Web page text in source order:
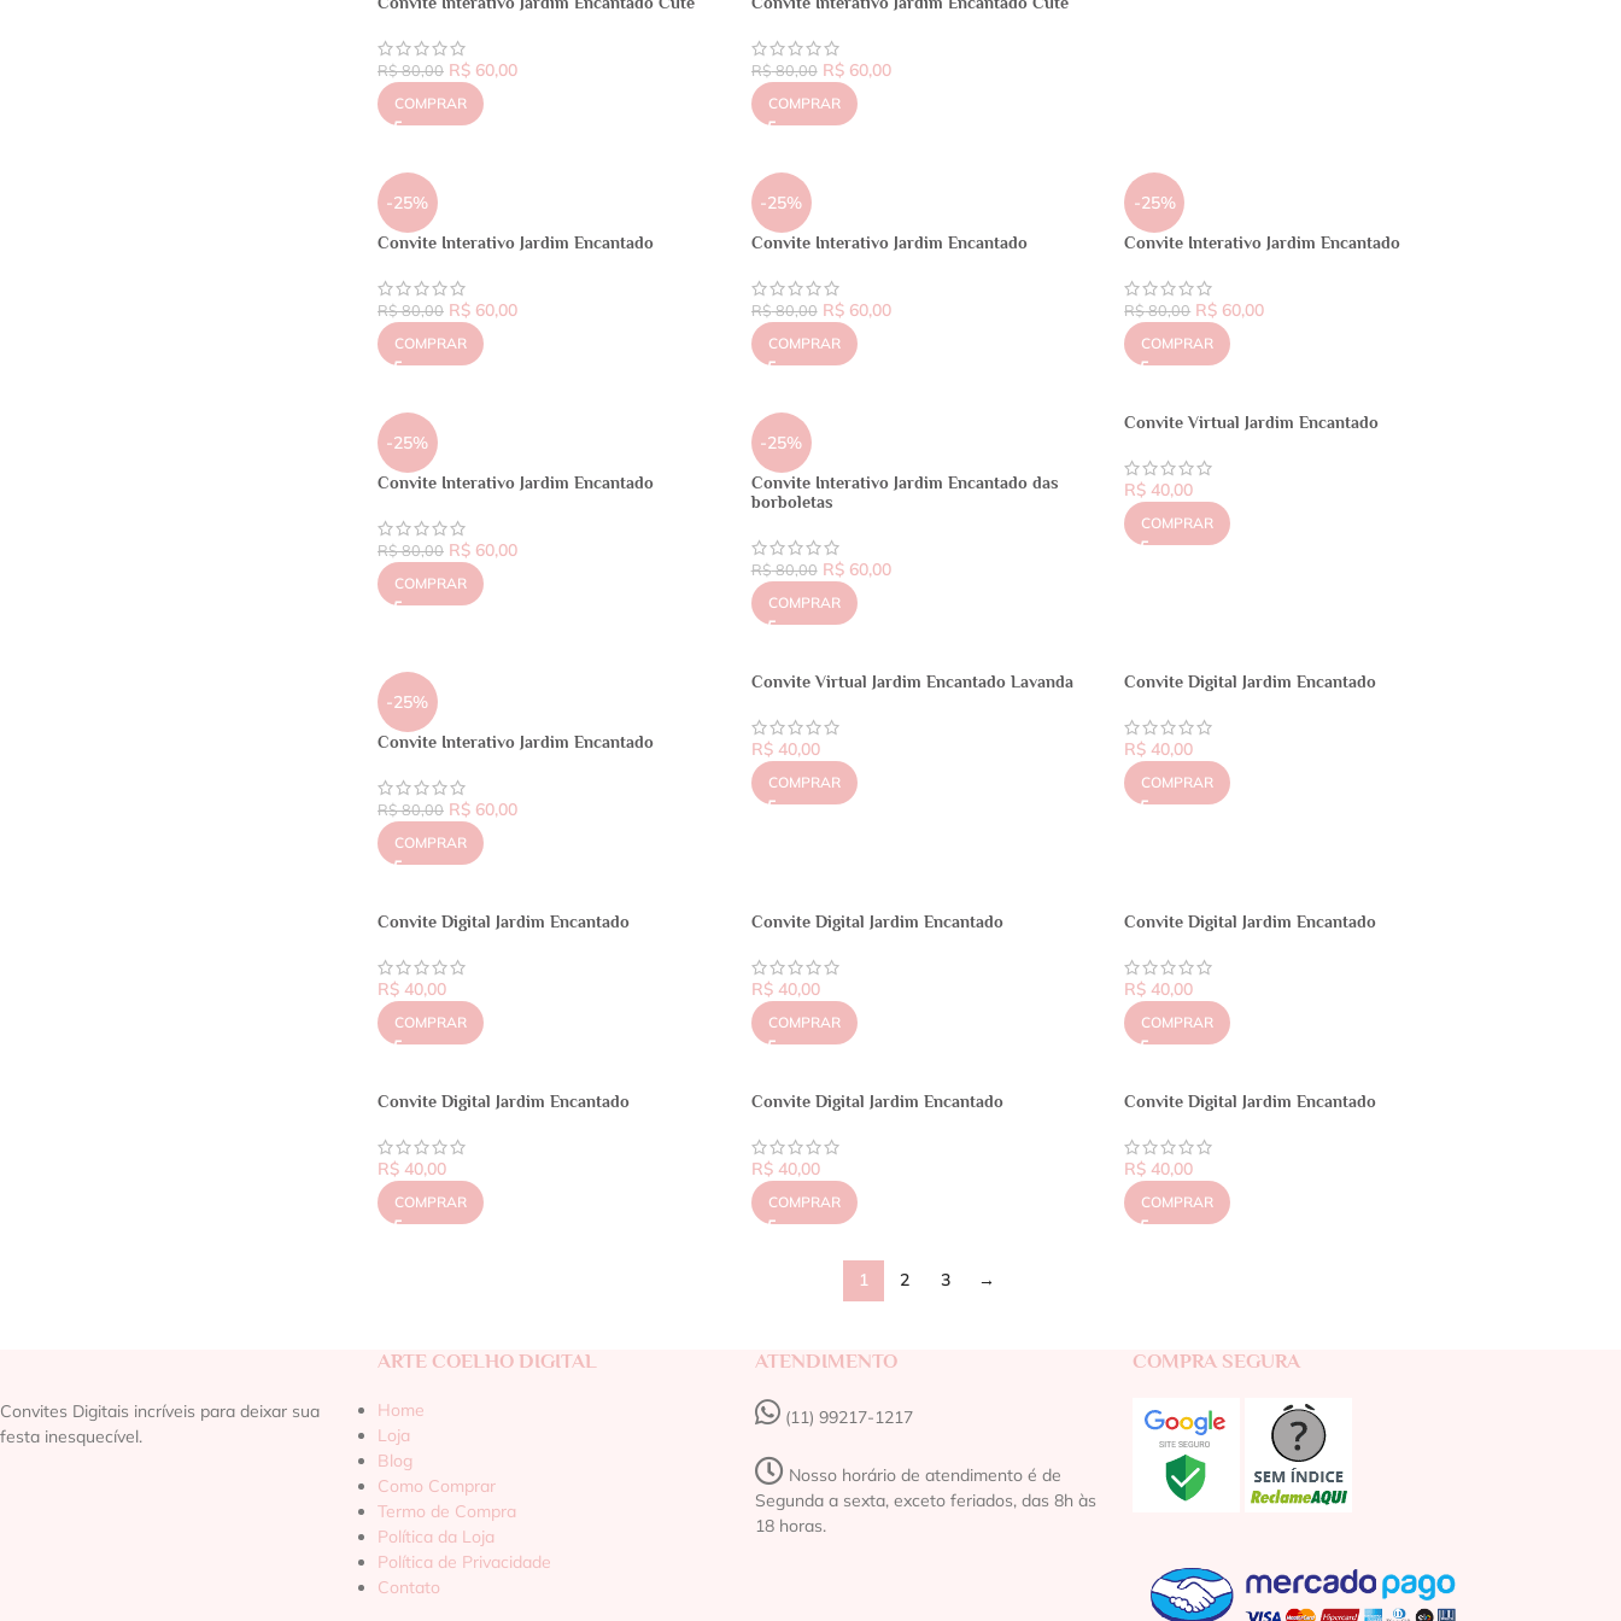
R$80,00 R$60,00
COMPRAR
R$80,00 R$60,00
COMPRAR
-25%
Convite Interativo Jardim Encantado
R$80,00 R$60,00
COMPRAR
-25%
Convite Interativo Jardim Encantado
R$80,00 R$60,00
COMPRAR
-25%
Convite Interativo Jardim Encantado
R$80,00 R$ 60,00
COMPRAR
-25%
Convite Interativo Jardim Encantado
R$80,00 R$60,00
COMPRAR
-25%
Convite Interativo Jardim Encantado das
borboletas
R$80,00 R$60,00
COMPRAR
Convite Virtual Jardim Encantado
R$ 40,00
COMPRAR
-25%
Convite Interativo Jardim Encantado
R$80,00 R$60,00
COMPRAR
Convite Virtual Jardim Encantado Lavanda
R$40,00
COMPRAR
Convite Digital Jardim Encantado
R$ 40,00
COMPRAR
Convite Digital Jardim Encantado
R$40,00
COMPRAR
Convite Digital Jardim Encantado
R$40,00
COMPRAR
Convite Digital Jardim Encantado
R$ 40,00
COMPRAR
Convite Digital Jardim Encantado
R$40,00
COMPRAR
Convite Digital Jardim Encantado
R$40,00
COMPRAR
Convite Digital Jardim Encantado
R$ 40,00
COMPRAR
1 2 3 →
Convites Digitais incríveis para deixar sua
festa inesquecível.
ARTE COELHO DIGITAL
Home
Loja
Blog
Como Comprar
Termo de Compra
Política da Loja
Política de Privacidade
Contato
ATENDIMENTO
(11) 99217-1217‬
Nosso horário de atendimento é de
Segunda a sexta, exceto feriados, das 8h às
18 horas.
COMPRA SEGURA